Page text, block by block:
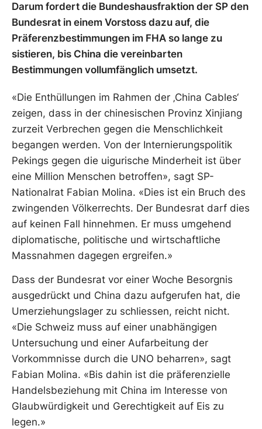
Darum fordert die Bundeshausfraktion der SP den
Bundesrat in einem Vorstoss dazu auf, die
Präferenzbestimmungen im FHA so lange zu
sistieren, bis China die vereinbarten
Bestimmungen vollumfänglich umsetzt.
«Die Enthüllungen im Rahmen der ‚China Cables‘
zeigen, dass in der chinesischen Provinz Xinjiang
zurzeit Verbrechen gegen die Menschlichkeit
begangen werden. Von der Internierungspolitik
Pekings gegen die uigurische Minderheit ist über
eine Million Menschen betroffen», sagt SP-
Nationalrat Fabian Molina. «Dies ist ein Bruch des
zwingenden Völkerrechts. Der Bundesrat darf dies
auf keinen Fall hinnehmen. Er muss umgehend
diplomatische, politische und wirtschaftliche
Massnahmen dagegen ergreifen.»
Dass der Bundesrat vor einer Woche Besorgnis
ausgedrückt und China dazu aufgerufen hat, die
Umerziehungslager zu schliessen, reicht nicht.
«Die Schweiz muss auf einer unabhängigen
Untersuchung und einer Aufarbeitung der
Vorkommnisse durch die UNO beharren», sagt
Fabian Molina. «Bis dahin ist die präferenzielle
Handelsbeziehung mit China im Interesse von
Glaubwürdigkeit und Gerechtigkeit auf Eis zu
legen.»